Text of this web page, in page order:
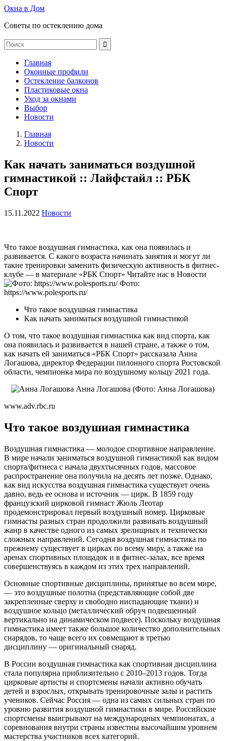
Окна в Дом
Советы по остеклению дома
Главная
Оконные профили
Остекление балконов
Пластиковые окна
Уход за окнами
Выбор
Новости
Главная
Новости
Как начать заниматься воздушной
гимнастикой :: Лайфстайл :: РБК
Спорт
15.11.2022 Новости
Что такое воздушная гимнастика, как она появилась и
развивается. С какого возраста начинать занятия и могут ли
такие тренировки заменить физическую активность в фитнес-
клубе — в материале «РБК Спорт» Читайте нас в Новости
Фото:
https://www.polesports.ru/
Что такое воздушная гимнастика
Как начать заниматься воздушной гимнастикой
О том, что такое воздушная гимнастика как вид спорта, как
она появилась и развивается в нашей стране, а также о том,
как начать ей заниматься «РБК Спорт» рассказала Анна
Логашова, директор Федерации пилонного спорта Ростовской
области, чемпионка мира по воздушному кольцу 2021 года.
Анна Логашова (Фото: Анна Логашова)
www.adv.rbc.ru
Что такое воздушная гимнастика
Воздушная гимнастика — молодое спортивное направление.
В мире начали заниматься воздушной гимнастикой как видом
спорта/фитнеса с начала двухтысячных годов, массовое
распространение она получила на десять лет позже. Однако,
как вид искусства воздушная гимнастика существует очень
давно, ведь ее основа и источник — цирк. В 1859 году
французский цирковой гимнаст Жюль Леотар
продемонстрировал первый воздушный номер. Цирковые
гимнасты разных стран продолжили развивать воздушный
жанр в качестве одного из самых зрелищных и технически
сложных направлений. Сегодня воздушная гимнастика по
прежнему существует в цирках по всему миру, а также на
аренах спортивных площадок и в фитнес-залах, все время
совершенствуясь в каждом из этих трех направлений.
Основные спортивные дисциплины, принятые во всем мире,
— это воздушные полотна (представляющие собой две
закрепленные сверху и свободно ниспадающие ткани) и
воздушное кольцо (металлический обруч подвешенный
вертикально на динамическом подвесе). Поскольку воздушная
гимнастика имеет также большое количество дополнительных
снарядов, то чаще всего их совмещают в третью
дисциплину — оригинальный снаряд.
В России воздушная гимнастика как спортивная дисциплина
стала популярна приблизительно с 2010–2013 годов. Тогда
цирковые артисты и спортсмены начали активно обучать
детей и взрослых, открывать тренировочные залы и растить
учеников. Сейчас Россия — одна из самых сильных стран по
уровню развития воздушной гимнастики в мире. Российские
спортсмены выигрывают на международных чемпионатах, а
соревнования внутри страны известны высочайшим уровнем
мастерства участников всех категорий.